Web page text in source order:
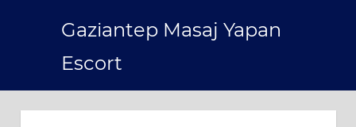
Gaziantep Masaj Yapan
Escort